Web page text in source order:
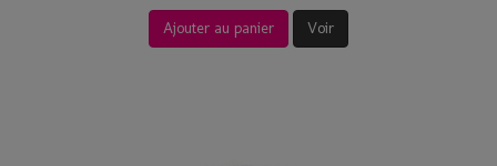
Ajouter au panier Voir